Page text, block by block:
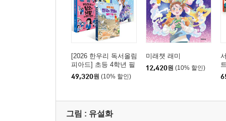
[2026 한우리 독서올림
피아드] 초등 4학년 필
독서 세트
49,320원 (10% 할인)
미래챗 래미
12,420원 (10% 할인)
그림 : 유설화